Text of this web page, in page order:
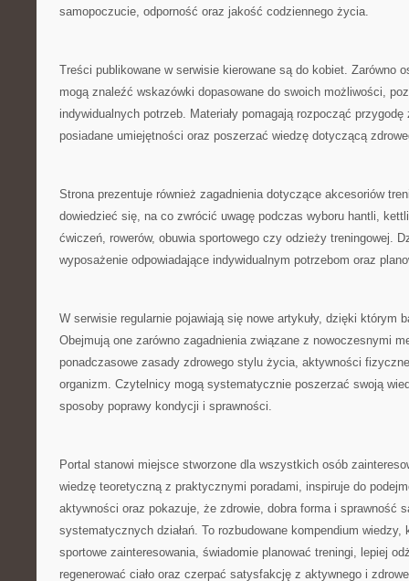
samopoczucie, odporność oraz jakość codziennego życia.
Treści publikowane w serwisie kierowane są do kobiet. Zarówno
mogą znaleźć wskazówki dopasowane do swoich możliwości,
indywidualnych potrzeb. Materiały pomagają rozpocząć
posiadane umiejętności oraz poszerzać wiedzę dotyczącą
Strona prezentuje również zagadnienia dotyczące akcesoriów
dowiedzieć się, na co zwrócić uwagę podczas wyboru hantli,
ćwiczeń, rowerów, obuwia sportowego czy odzieży treningowej.
wyposażenie odpowiadające indywidualnym potrzebom oraz
W serwisie regularnie pojawiają się nowe artykuły, dzięki którym
Obejmują one zarówno zagadnienia związane z nowoczesnymi
ponadczasowe zasady zdrowego stylu życia, aktywności
organizm. Czytelnicy mogą systematycznie poszerzać swoją
sposoby poprawy kondycji i sprawności.
Portal stanowi miejsce stworzone dla wszystkich osób
wiedzę teoretyczną z praktycznymi poradami, inspiruje do
aktywności oraz pokazuje, że zdrowie, dobra forma i sprawność
systematycznych działań. To rozbudowane kompendium wiedzy,
sportowe zainteresowania, świadomie planować treningi, lepiej
regenerować ciało oraz czerpać satysfakcję z aktywnego i